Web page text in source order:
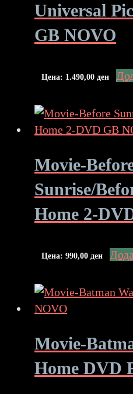
Universal
GB NOVO
Цена: 1.490,00 ден
Movie-
Sunrise/
Home 2-
Цена: 990,00 ден
Movie-
Home DVD